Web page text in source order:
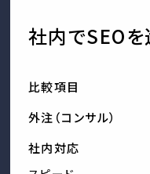
社内でSEO
比較項目
外注（コンサル）
社内対応